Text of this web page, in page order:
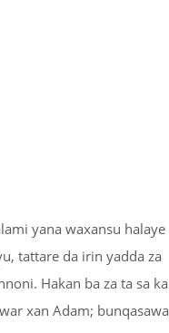
yana waxansu halaye
tattare da irin yadda za
Hakan ba za ta sa ka
xan Adam; bunqasawa